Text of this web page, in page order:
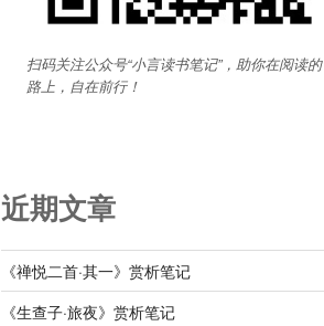
扫码关注公众号“小言读书笔记”，助你在阅读的
路上，自在前行！
近期文章
《禅悦二首·其一》赏析笔记
《生查子·旅夜》赏析笔记